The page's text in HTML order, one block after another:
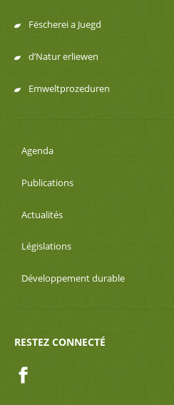
Fëscherei a Juegd
d’Natur erliewen
Emweltprozeduren
Agenda
Publications
Actualités
Législations
Développement durable
RESTEZ CONNECTÉ